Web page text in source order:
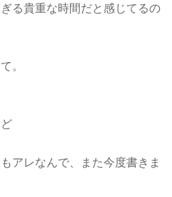
る貴重な時間だと感じてるの
。
アレなんで、また今度書きま